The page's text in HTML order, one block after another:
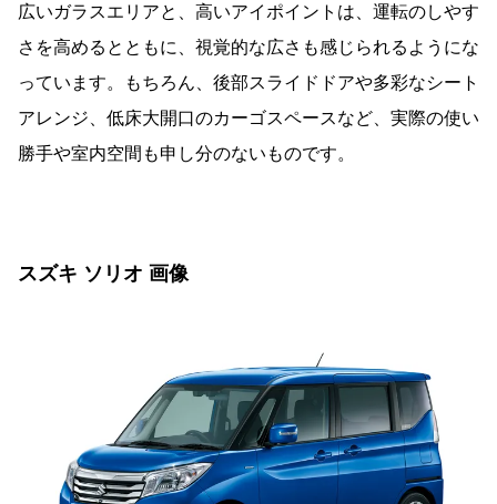
広いガラスエリアと、高いアイポイントは、運転のしやす
さを高めるとともに、視覚的な広さも感じられるようにな
っています。もちろん、後部スライドドアや多彩なシート
アレンジ、低床大開口のカーゴスペースなど、実際の使い
勝手や室内空間も申し分のないものです。
スズキ ソリオ 画像